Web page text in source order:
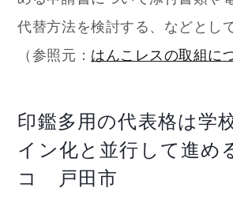
代替方法を検討する、などとし
（参照元： はんこレスの取組に
印鑑多用の代表格は学
イン化と並行して進め
コ 戸田市